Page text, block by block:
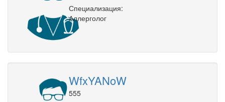
Специализация:
Аллерголог
WfxYANoW
555